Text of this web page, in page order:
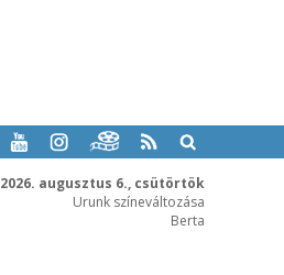
2026. augusztus 6., csütörtök
Urunk színeváltozása
Berta